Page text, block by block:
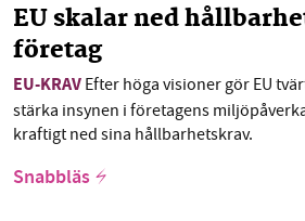
EU skalar ned
företag
EU-KRAV Efter höga visioner gör EU
stärka insynen i företagens
kraftigt ned sina hållbarhetskrav.
Snabbläs